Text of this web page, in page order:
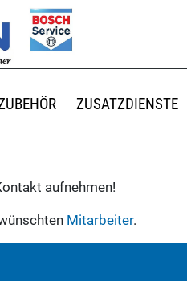
ZUSATZDIENSTE
aufnehmen!
Mitarbeiter.